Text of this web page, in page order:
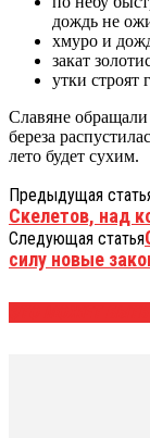
дождь не
хмуро и
закат
утки строят
Славяне
береза
лето будет сухим.
Предыдущая
Скелетов, над
Следующая статья
силу новые